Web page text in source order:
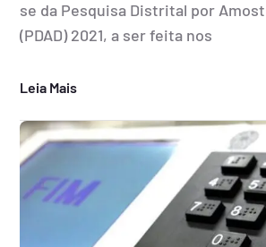
se da Pesquisa Distrital por
(PDAD) 2021, a ser feita nos
Leia Mais